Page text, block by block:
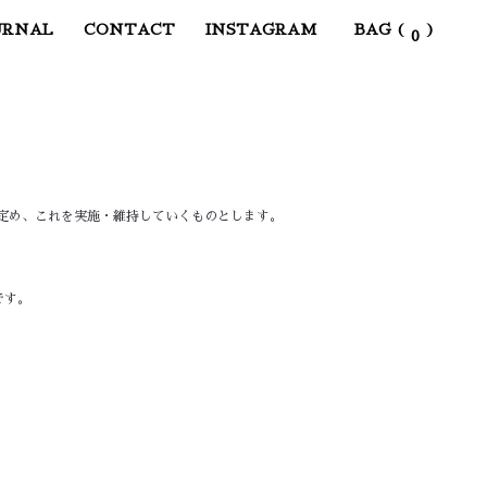
CONTACT INSTAGRAM
、これを実施・維持していくものとします。
。